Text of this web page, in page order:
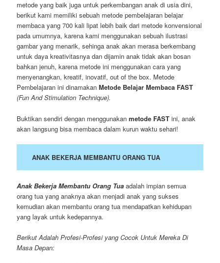
metode yang baik juga untuk perkembangan anak di usia dini,
berikut kami memiliki sebuah metode pembelajaran belajar
membaca yang 700 kali lipat lebih baik dari metode konvensional
pada umumnya, karena kami menggunakan sebuah ilustrasi
gambar yang menarik, sehinga anak akan merasa berkembang
untuk daya kreativitasnya dan dijamin anak tidak akan bosan
bahkan jenuh, karena metode ini menggunakan cara yang
menyenangkan, kreatif, inovatif, out of the box. Metode
Pembelajaran ini dinamakanMetode Belajar Membaca FAST
(Fun And Stimulation Technique).
Buktikan sendiri dengan menggunakanmetode FAST ini, anak
akan langsung bisa membaca dalam kurun waktu sehari!
ANAK BEKERJA MEMBANTU ORANG TUA
Anak Bekerja Membantu Orang Tua adalah impian semua
orang tua yang anaknya akan menjadi anak yang sukses
kemudian akan membantu orang tua mendapatkan kehidupan
yang layak untuk kedepannya.
Berikut Adalah Profesi-Profesi yang Cocok Untuk Mereka Di
Masa Depan: